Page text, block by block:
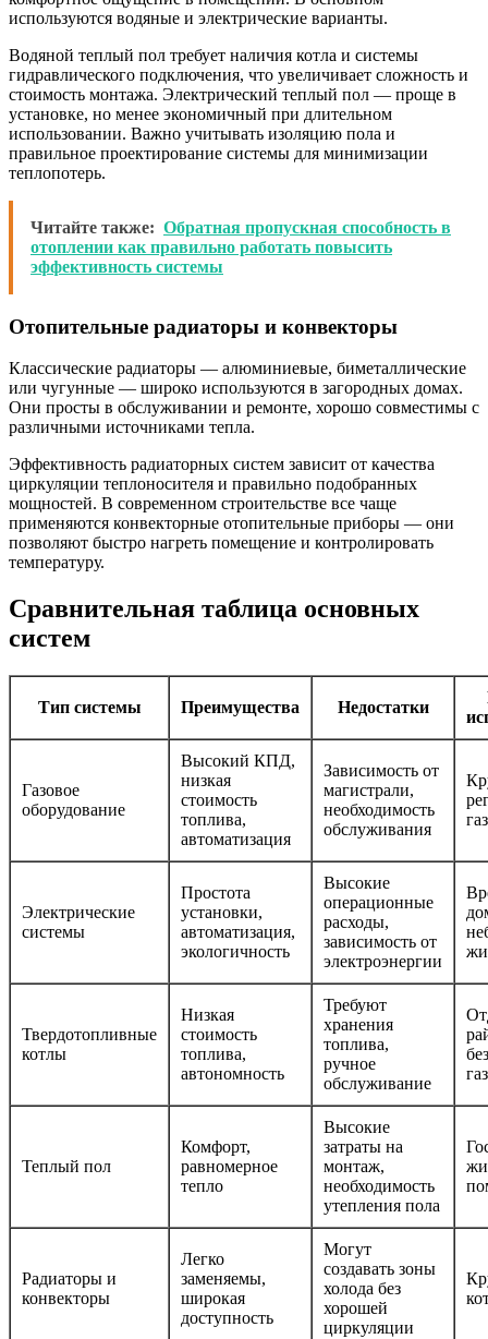
используются водяные и электрические варианты.
Водяной теплый пол требует наличия котла и системы
гидравлического подключения, что увеличивает сложность и
стоимость монтажа. Электрический теплый пол — проще в
установке, но менее экономичный при длительном
использовании. Важно учитывать изоляцию пола и
правильное проектирование системы для минимизации
теплопотерь.
Читайте также: Обратная пропускная способность в
отоплении как правильно работать повысить
эффективность системы
Отопительные радиаторы и конвекторы
Классические радиаторы — алюминиевые, биметаллические
или чугунные — широко используются в загородных домах.
Они просты в обслуживании и ремонте, хорошо совместимы с
различными источниками тепла.
Эффективность радиаторных систем зависит от качества
циркуляции теплоносителя и правильно подобранных
мощностей. В современном строительстве все чаще
применяются конвекторные отопительные приборы — они
позволяют быстро нагреть помещение и контролировать
температуру.
Сравнительная таблица основных
систем
Тип системы Преимущества Недостатки
Газовое
оборудование
Высокий КПД,
низкая
стоимость
топлива,
автоматизация
Зависимость от
магистрали,
необходимость
обслуживания
Электрические
системы
Простота
установки,
автоматизация,
экологичность
Высокие
операционные
расходы,
зависимость от
электроэнергии
Твердотопливные
котлы
Низкая
стоимость
топлива,
автономность
Требуют
хранения
топлива,
ручное
обслуживание
без
Теплый пол
Комфорт,
равномерное
тепло
Высокие
затраты на
монтаж,
необходимость
утепления пола
Радиаторы и
конвекторы
Легко
заменяемы,
широкая
доступность
Могут
создавать зоны
холода без
хорошей
циркуляции